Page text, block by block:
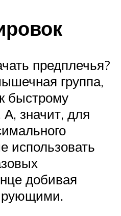
предплечья?
группа,
быстрому
значит, для
использовать
добивая